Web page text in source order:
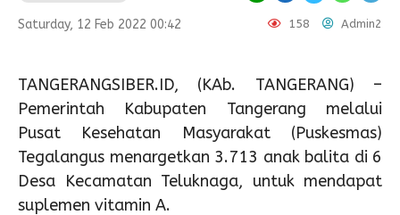
Saturday, 12 Feb 2022 00:42 158 Admin2
TANGERANGSIBER.ID, (KAb. TANGERANG) –
Pemerintah Kabupaten Tangerang melalui
Pusat Kesehatan Masyarakat (Puskesmas)
Tegalangus menargetkan 3.713 anak balita di 6
Desa Kecamatan Teluknaga, untuk mendapat
suplemen vitamin A.